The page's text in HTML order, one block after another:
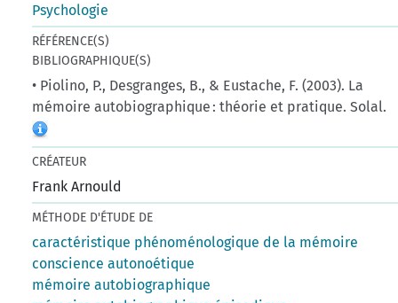
Psychologie
RÉFÉRENCE(S)
BIBLIOGRAPHIQUE(S)
• Piolino, P., Desgranges, B., & Eustache, F. (2003). La
mémoire autobiographique : théorie et pratique. Solal.
CRÉATEUR
Frank Arnould
MÉTHODE D'ÉTUDE DE
caractéristique phénoménologique de la mémoire
conscience autonoétique
mémoire autobiographique